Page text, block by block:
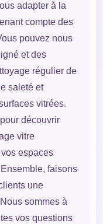
adapter à la
compte des
pouvez nous
et des
régulier de
saleté et
vitrées.
découvrir
vitre
espaces
faisons
une
sommes à
vos questions